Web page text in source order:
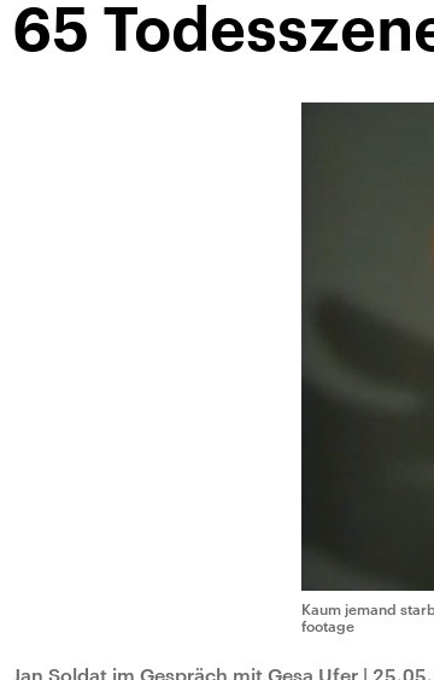
65
Kaum jemand
footage
Jan Soldat im Gespräch mit Gesa Ufer |